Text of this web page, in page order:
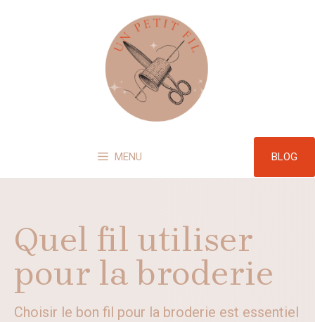
MENU BLOG
Quel fil utiliser
pour la broderie
Choisir le bon fil pour la broderie est essentiel